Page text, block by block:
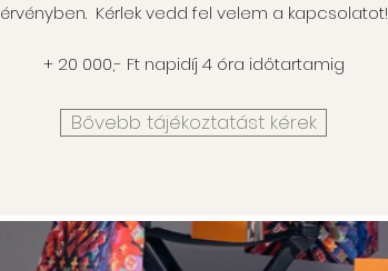
érvényben. Kérlek vedd fel velem a kapcsolatot!
+ 20 000,- Ft napidíj 4 óra időtartamig
Bővebb tájékoztatást kérek